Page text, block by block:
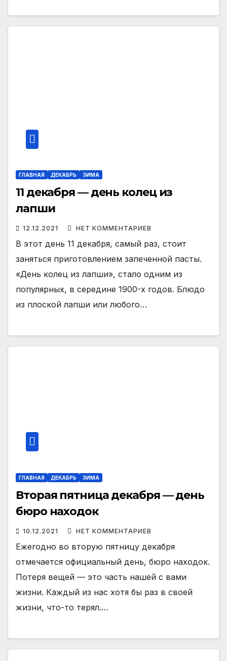
ГЛАВНАЯ ДЕКАБРЬ ЗИМА
11 декабря — день колец из
лапши
12.12.2021 НЕТ КОММЕНТАРИЕВ
В этот день 11 декабря, самый раз, стоит
заняться приготовлением запеченной пасты.
«День колец из лапши», стало одним из
популярных, в середине 1900-х годов. Блюдо
из плоской лапши или любого…
ГЛАВНАЯ ДЕКАБРЬ ЗИМА
Вторая пятница декабря — день
бюро находок
10.12.2021 НЕТ КОММЕНТАРИЕВ
Ежегодно во вторую пятницу декабря
отмечается официальный день, бюро находок.
Потеря вещей — это часть нашей с вами
жизни. Каждый из нас хотя бы раз в своей
жизни, что-то терял.…